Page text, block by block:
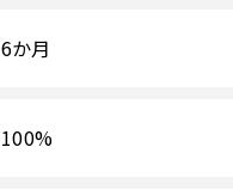
6か月
100%